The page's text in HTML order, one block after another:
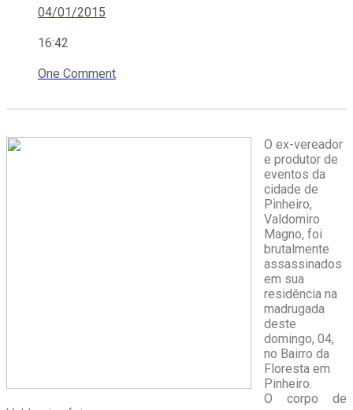
04/01/2015
16:42
One Comment
O ex-vereador
e produtor de
eventos da
cidade de
Pinheiro,
Valdomiro
Magno, foi
brutalmente
assassinados
em sua
residência na
madrugada
deste
domingo, 04,
no Bairro da
Floresta em
Pinheiro.
O corpo de